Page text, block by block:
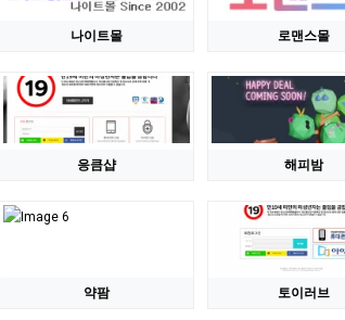
나이트몰 로맨스몰
응큼샵 해피밤
약팜 토이러브